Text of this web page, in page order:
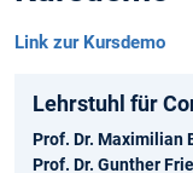
Link zur Kursdemo
Lehrstuhl für
Prof. Dr. Maximilian
Prof. Dr. Gunther